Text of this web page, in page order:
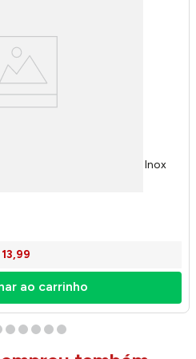
Home Plástico PP e Aço Inox
honeyhome
13,99
ao carrinho